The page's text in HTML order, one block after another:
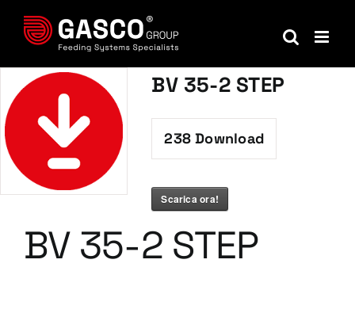
contenuto
BV 35-2 STEP
238 Download
Scarica ora!
BV 35-2 STEP